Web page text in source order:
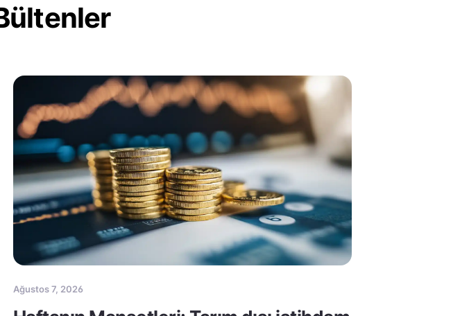
Ağustos 7, 2026